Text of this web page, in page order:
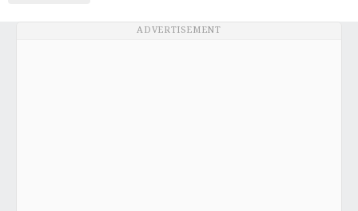
ADVERTISEMENT